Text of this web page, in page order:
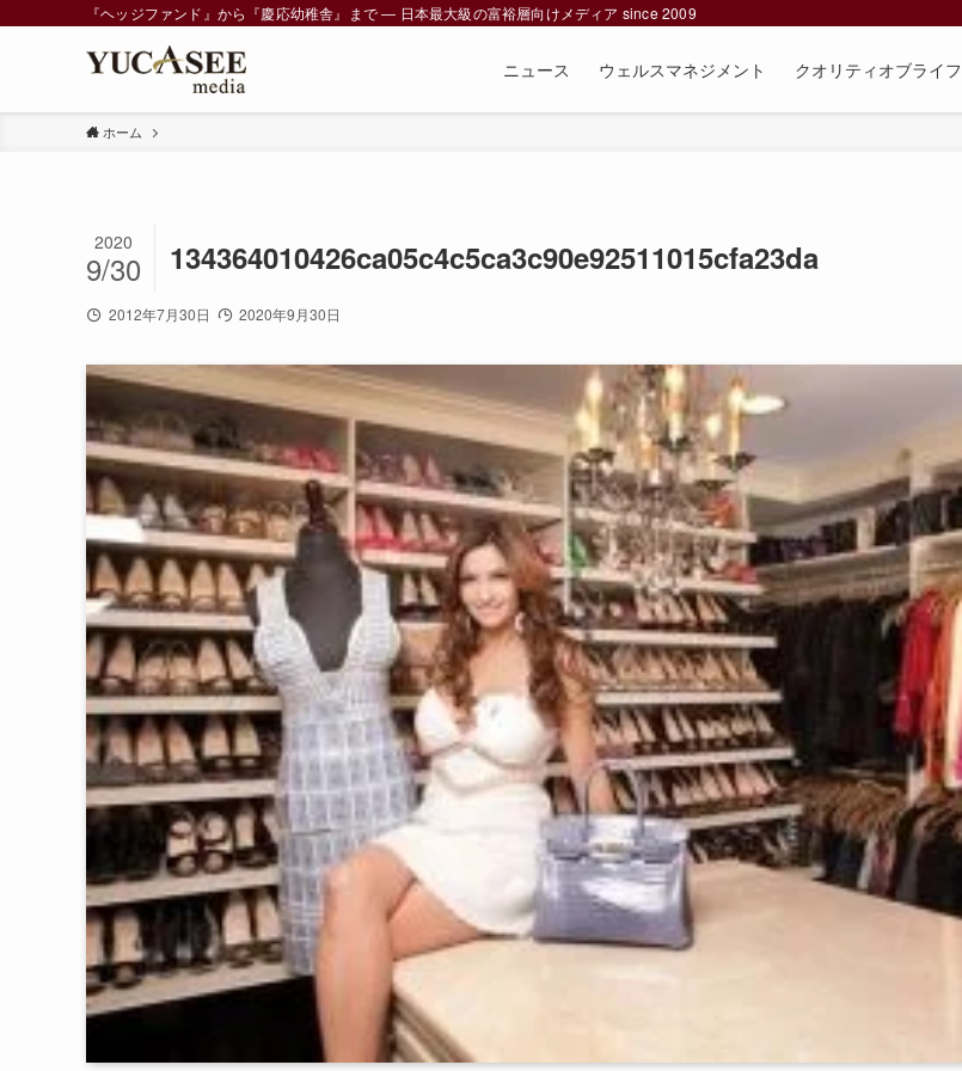
『ヘッジファンド』から『慶応幼稚舎』まで ― 日本最大級の富裕層向けメディア since 2009
ニュース ウェルスマネジメント クオリティオブライフ
ホーム
134364010426ca05c4c5ca3c90e92511015cfa23da
2020
9/30
2012年7月30日 2020年9月30日